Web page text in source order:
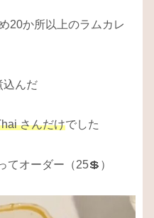
20か所以上のラムカレ
込んだ
さんだけでした
てオーダー（25💲）